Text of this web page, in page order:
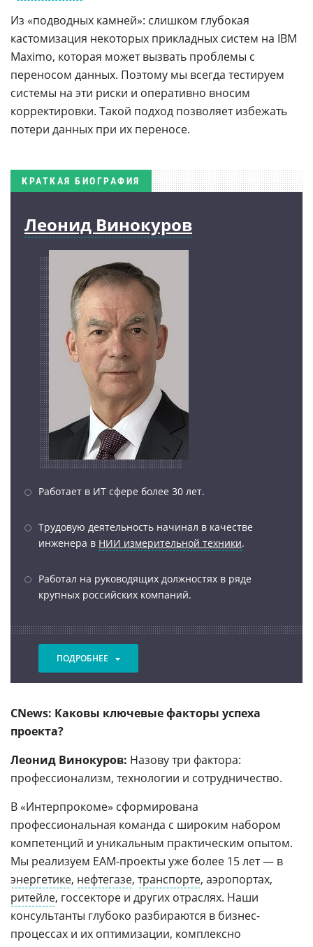
Из «подводных камней»: слишком глубокая
кастомизация некоторых прикладных систем на IBM
Maximo, которая может вызвать проблемы с
переносом данных. Поэтому мы всегда тестируем
системы на эти риски и оперативно вносим
корректировки. Такой подход позволяет избежать
потери данных при их переносе.
КРАТКАЯ БИОГРАФИЯ
Леонид Винокуров
Работает в ИТ сфере более 30 лет.
Трудовую деятельность начинал в качестве
инженера в НИИ измерительной техники.
Работал на руководящих должностях в ряде
крупных российских компаний.
ПОДРОБНЕЕ
CNews: Каковы ключевые факторы успеха
проекта?
Леонид Винокуров: Назову три фактора:
профессионализм, технологии и сотрудничество.
В «Интерпрокоме» сформирована
профессиональная команда с широким набором
компетенций и уникальным практическим опытом.
Мы реализуем EAM-проекты уже более 15 лет — в
энергетике, нефтегазе, транспорте, аэропортах,
ритейле, госсекторе и других отраслях. Наши
консультанты глубоко разбираются в бизнес-
процессах и их оптимизации, комплексно